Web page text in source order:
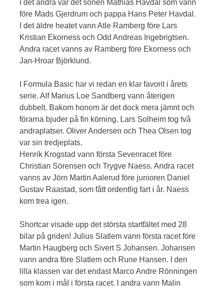
I det andra var det sonen Mathias Havdal som vann
före Mads Gjerdrum och pappa Hans Peter Havdal.
I det äldre heatet vann Atle Ramberg före Lars
Kristian Ekorness och Odd Andreas Ingebrigtsen.
Andra racet vanns av Ramberg före Ekorness och
Jan-Hroar Björklund.
I Formula Basic har vi redan en klar favorit i årets
serie. Alf Marius Loe Sandberg vann återigen
dubbelt. Bakom honom är det dock mera jämnt och
förarna bjuder på fin körning. Lars Solheim tog två
andraplatser. Oliver Andersen och Thea Olsen tog
var sin tredjeplats.
Henrik Krogstad vann första Sevenracet före
Christian Sörensen och Trygve Naess. Andra racet
vanns av Jörn Martin Aalerud före junioren Daniel
Gustav Raastad, som fått ordentlig fart i år. Naess
kom trea igen.
Shortcar visade upp det största startfältet med 28
bilar på griden! Julius Slatlem vann första racet före
Martin Haugberg och Sivert S Johansen. Johansen
vann andra före Slatlem och Rune Hansen. I den
lilla klassen var det endast Marco Andre Rönningen
som kom i mål i första racet. I andra vann Malin